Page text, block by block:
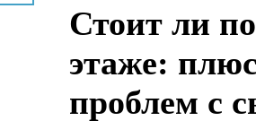
Стоит ли
этаже:
проблем с